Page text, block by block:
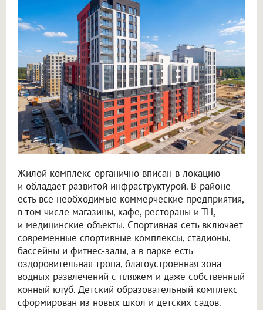
Жилой комплекс органично вписан в локацию
и обладает развитой инфраструктурой. В районе
есть все необходимые коммерческие предприятия,
в том числе магазины, кафе, рестораны и ТЦ,
и медицинские объекты. Спортивная сеть включает
современные спортивные комплексы, стадионы,
бассейны и фитнес-залы, а в парке есть
оздоровительная тропа, благоустроенная зона
водных развлечений с пляжем и даже собственный
конный клуб. Детский образовательный комплекс
сформирован из новых школ и детских садов.